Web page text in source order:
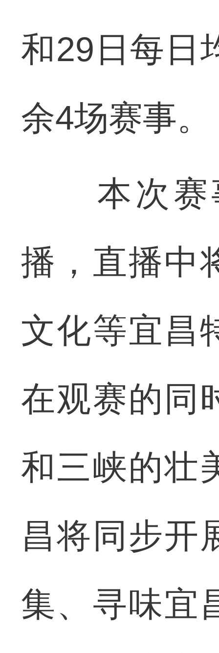
和29日每日
余4场赛事。
本次赛事
播，直播中
文化等宜昌
在观赛的同
和三峡的壮
昌将同步开
集、寻味宜